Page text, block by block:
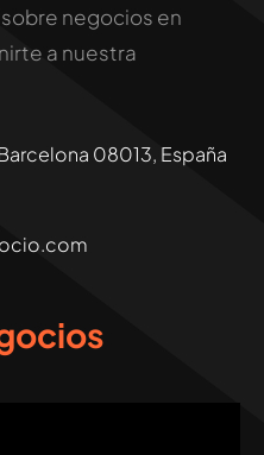
negocios en
a nuestra
08013, España